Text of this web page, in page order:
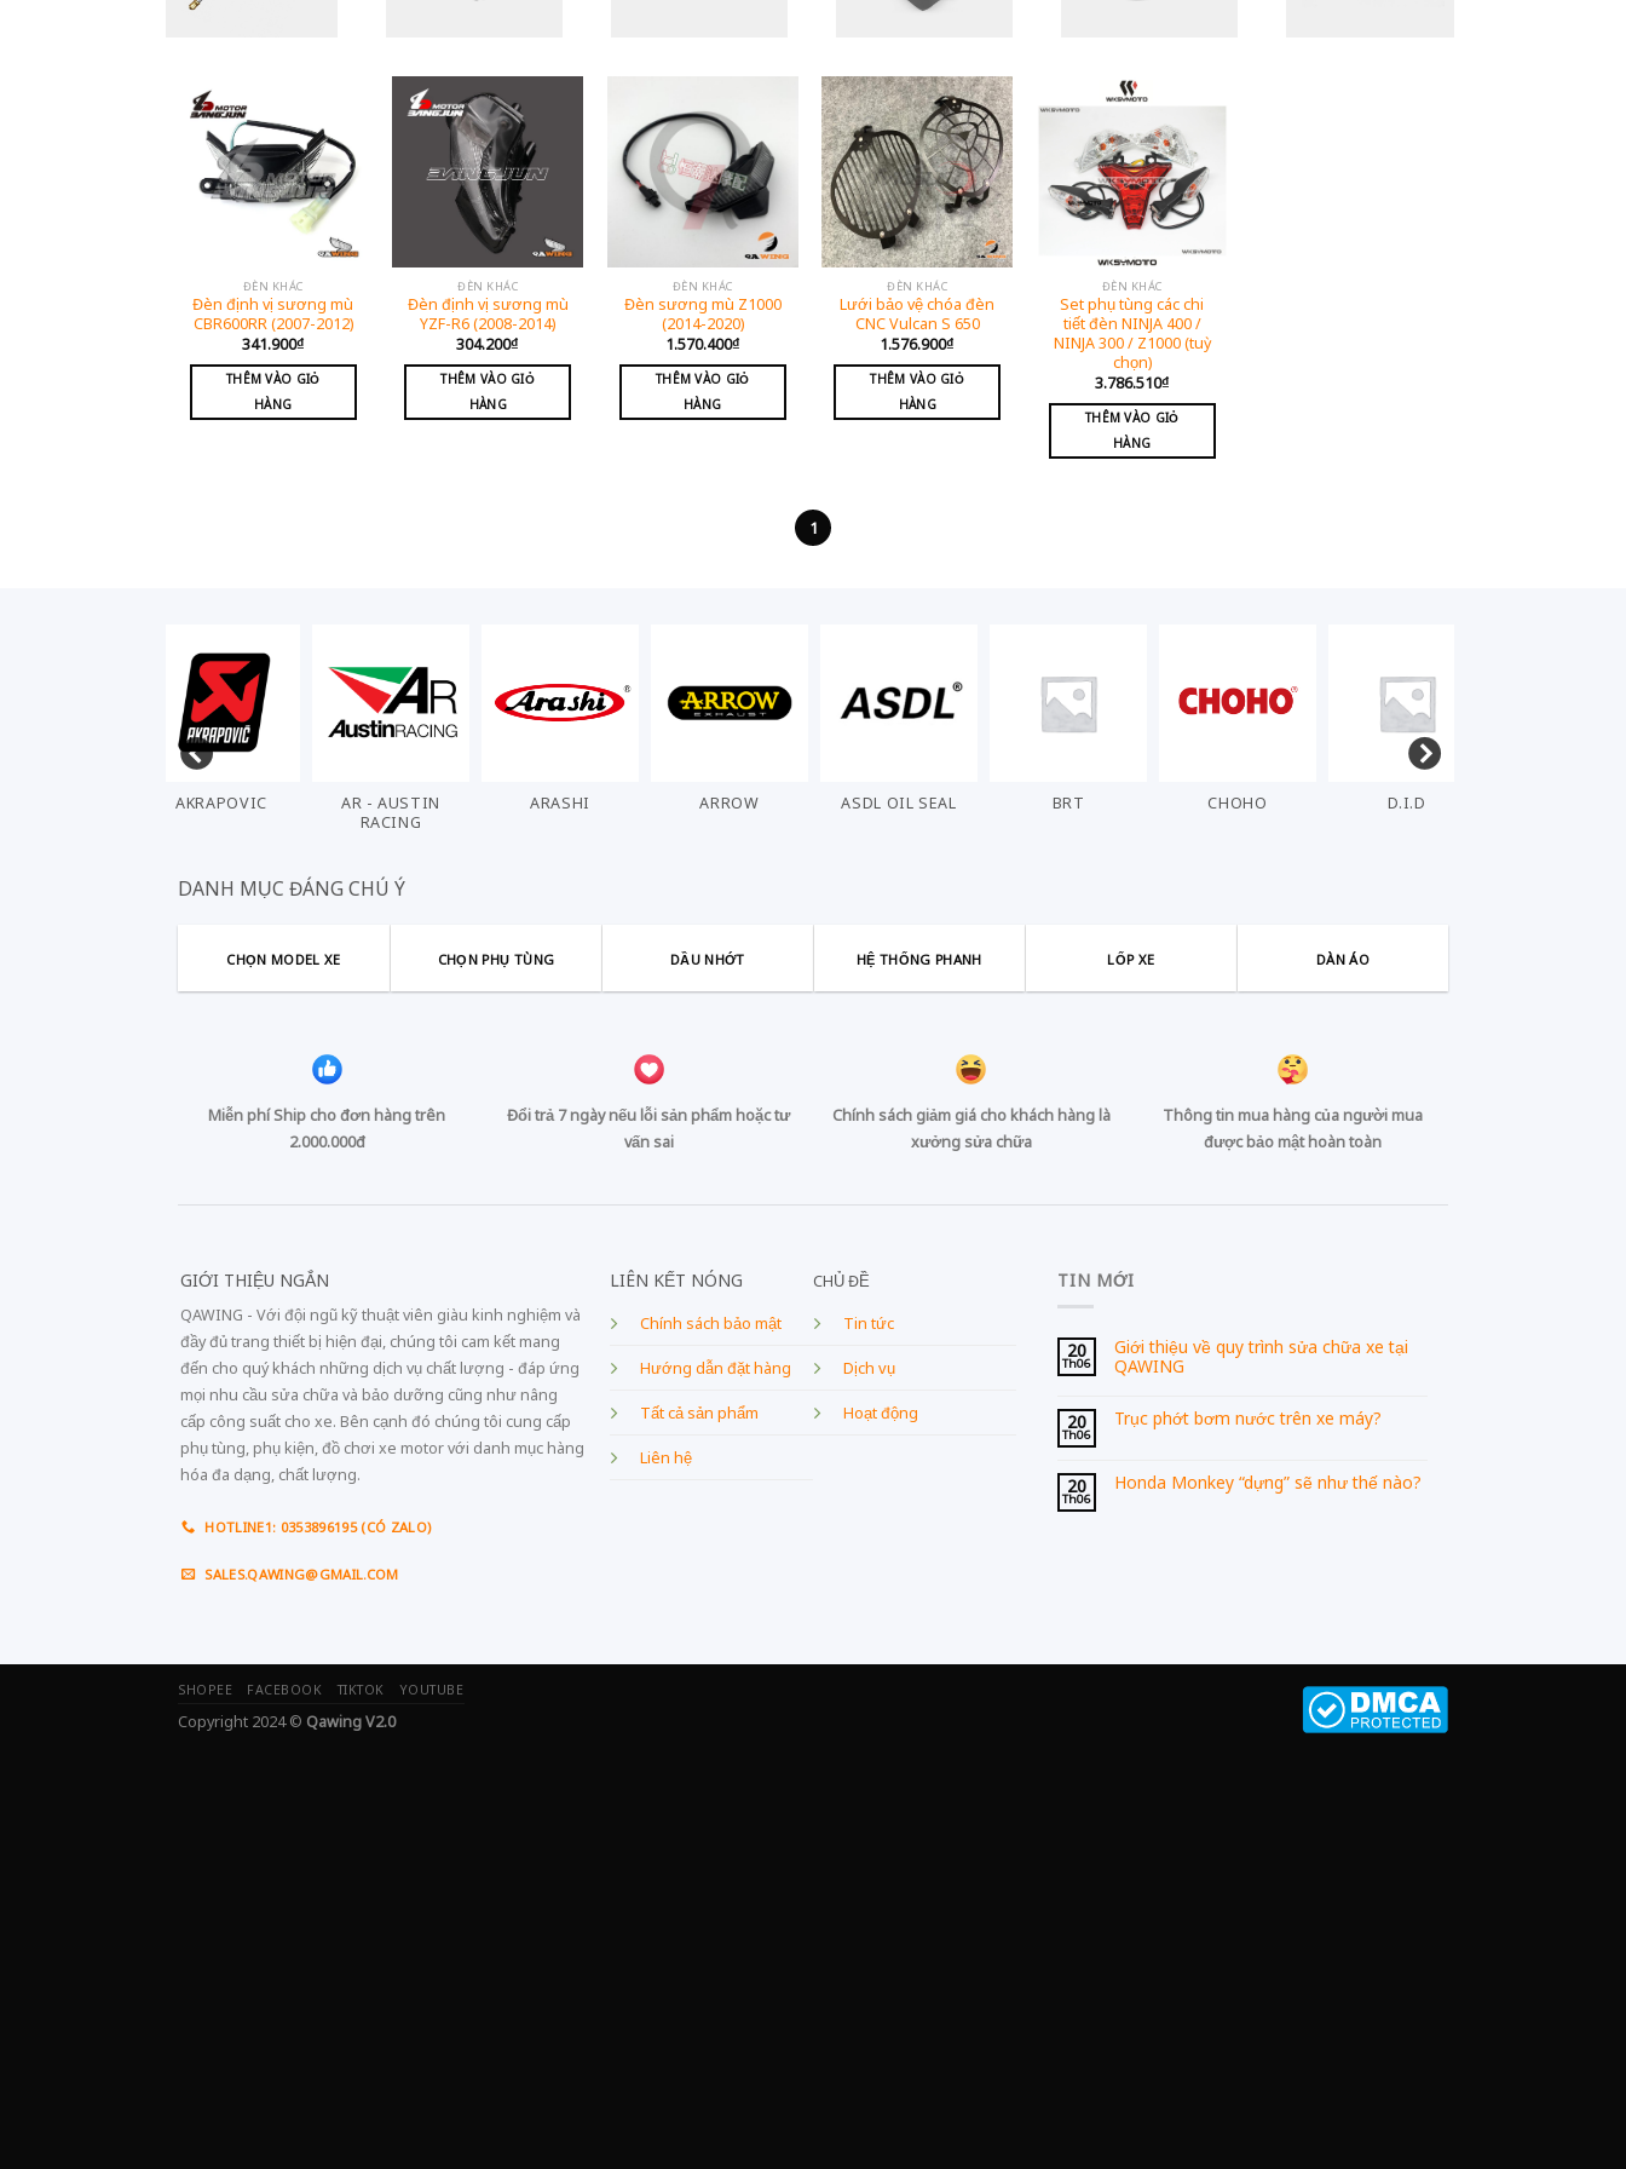
ĐÈN KHÁC
Đèn định vị sương mù
CBR600RR (2007-2012)
341.900₫
THÊM VÀO GIỎ
HÀNG
ĐÈN KHÁC
Đèn định vị sương mù
YZF-R6 (2008-2014)
304.200₫
THÊM VÀO GIỎ
HÀNG
ĐÈN KHÁC
Đèn sương mù Z1000
(2014-2020)
1.570.400₫
THÊM VÀO GIỎ
HÀNG
ĐÈN KHÁC
Lưới bảo vệ chóa đèn
CNC Vulcan S 650
1.576.900₫
THÊM VÀO GIỎ
HÀNG
ĐÈN KHÁC
Set phụ tùng các chi
tiết đèn NINJA 400 /
NINJA 300 / Z1000 (tuỳ
chọn)
3.786.510₫
THÊM VÀO GIỎ
HÀNG
1
AKRAPOVIC
AR - AUSTIN
RACING
ARASHI ARROW ASDL OIL SEAL BRT CHOHO D.I.D
DANH MỤC ĐÁNG CHÚ Ý
CHỌN MODEL XE CHỌN PHỤ TÙNG DẦU NHỚT HỆ THỐNG PHANH LỐP XE DÀN ÁO
Miễn phí Ship cho đơn hàng trên
2.000.000đ
Đổi trả 7 ngày nếu lỗi sản phẩm hoặc tư
vấn sai
Chính sách giảm giá cho khách hàng là
xưởng sửa chữa
Thông tin mua hàng của người mua
được bảo mật hoàn toàn
GIỚI THIỆU NGẮN
QAWING - Với đội ngũ kỹ thuật viên giàu kinh nghiệm và
đầy đủ trang thiết bị hiện đại, chúng tôi cam kết mang
đến cho quý khách những dịch vụ chất lượng - đáp ứng
mọi nhu cầu sửa chữa và bảo dưỡng cũng như nâng
cấp công suất cho xe. Bên cạnh đó chúng tôi cung cấp
phụ tùng, phụ kiện, đồ chơi xe motor với danh mục hàng
hóa đa dạng, chất lượng.
HOTLINE1: 0353896195 (CÓ ZALO)
SALES.QAWING@GMAIL.COM
LIÊN KẾT NÓNG
Chính sách bảo mật
Hướng dẫn đặt hàng
Tất cả sản phẩm
Liên hệ
CHỦ ĐỀ
Tin tức
Dịch vụ
Hoạt động
TIN MỚI
20
Th06
Giới thiệu về quy trình sửa chữa xe tại
QAWING
20
Th06
Trục phớt bơm nước trên xe máy?
20
Th06
Honda Monkey “dựng” sẽ như thế nào?
SHOPEE FACEBOOK TIKTOK YOUTUBE
Copyright 2024 © Qawing V2.0